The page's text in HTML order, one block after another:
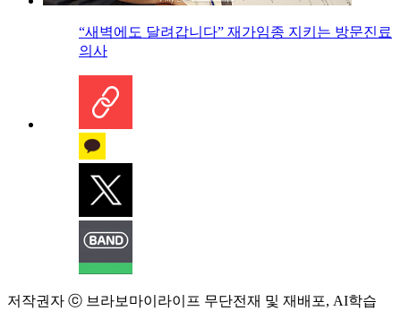
“새벽에도 달려갑니다” 재가임종 지키는 방문진료
의사
저작권자 ⓒ 브라보마이라이프 무단전재 및 재배포, AI학습